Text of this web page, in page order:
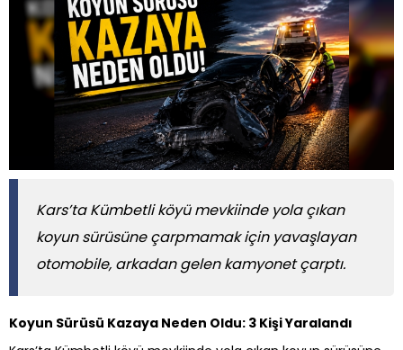
Kars’ta Kümbetli köyü mevkiinde yola çıkan
koyun sürüsüne çarpmamak için yavaşlayan
otomobile, arkadan gelen kamyonet çarptı.
Koyun Sürüsü Kazaya Neden Oldu: 3 Kişi Yaralandı